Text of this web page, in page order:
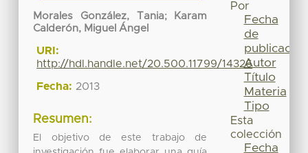
Morales González, Tania;
Karam
Calderón, Miguel Ángel
URI:
http://hdl.handle.net/20.500.11799/14326
Fecha: 2013
Resumen:
El objetivo de este trabajo de
Por
Fecha
de
publicación
Autor
Título
Materia
Tipo
Esta
colección
Fecha